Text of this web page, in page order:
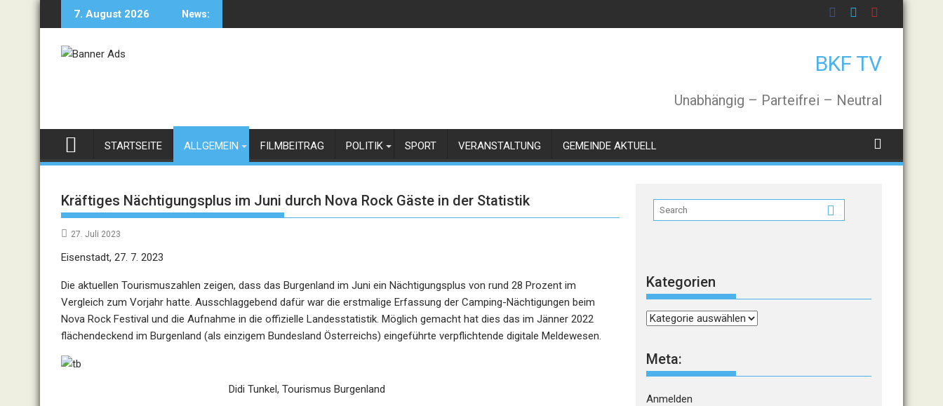
7. August 2026 News:
BKF TV
Unabhängig – Parteifrei – Neutral
STARTSEITE ALLGEMEIN FILMBEITRAG POLITIK SPORT VERANSTALTUNG GEMEINDE AKTUELL
Kräftiges Nächtigungsplus im Juni durch Nova Rock Gäste in der Statistik
27. Juli 2023
Eisenstadt, 27. 7. 2023
Die aktuellen Tourismuszahlen zeigen, dass das Burgenland im Juni ein Nächtigungsplus von rund 28 Prozent im
Vergleich zum Vorjahr hatte. Ausschlaggebend dafür war die erstmalige Erfassung der Camping-Nächtigungen beim
Nova Rock Festival und die Aufnahme in die offizielle Landesstatistik. Möglich gemacht hat dies das im Jänner 2022
flächendeckend im Burgenland (als einzigem Bundesland Österreichs) eingeführte verpflichtende digitale Meldewesen.
Didi Tunkel, Tourismus Burgenland
Kategorien
Kategorien
Meta:
Anmelden